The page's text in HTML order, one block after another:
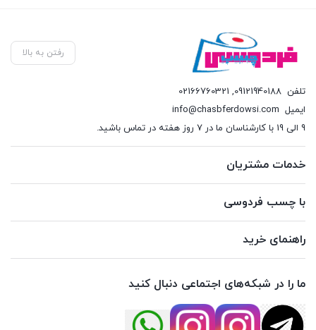
رفتن به بالا
تلفن 09121940188
,
02166760321
ایمیل info@chasbferdowsi.com
9 الی 19 با کارشناسان ما در 7 روز هفته در تماس باشید.
خدمات مشتریان
با چسب فردوسی
راهنمای خرید
ما را در شبکه‌های اجتماعی دنبال کنید